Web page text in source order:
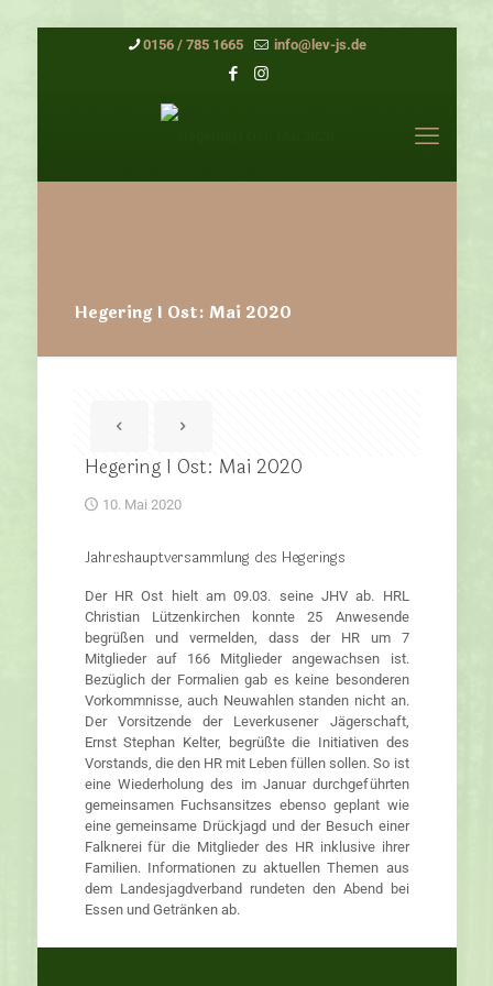
0156 / 785 1665 info@lev-js.de
Hegering I Ost: Mai 2020
Hegering I Ost: Mai 2020
10. Mai 2020
Jahreshauptversammlung des Hegerings
Der HR Ost hielt am 09.03. seine JHV ab. HRL
Christian Lützenkirchen konnte 25 Anwesende
begrüßen und vermelden, dass der HR um 7
Mitglieder auf 166 Mitglieder angewachsen ist.
Bezüglich der Formalien gab es keine besonderen
Vorkommnisse, auch Neuwahlen standen nicht an.
Der Vorsitzende der Leverkusener Jägerschaft,
Ernst Stephan Kelter, begrüßte die Initiativen des
Vorstands, die den HR mit Leben füllen sollen. So ist
eine Wiederholung des im Januar durchgeführten
gemeinsamen Fuchsansitzes ebenso geplant wie
eine gemeinsame Drückjagd und der Besuch einer
Falknerei für die Mitglieder des HR inklusive ihrer
Familien. Informationen zu aktuellen Themen aus
dem Landesjagdverband rundeten den Abend bei
Essen und Getränken ab.